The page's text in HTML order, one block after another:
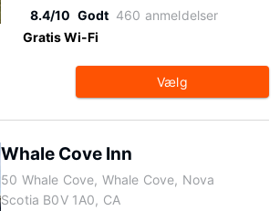
8.4/10 Godt 460 anmeldelser
Gratis Wi-Fi
Vælg
Whale Cove Inn
50 Whale Cove, Whale Cove, Nova
Scotia B0V 1A0, CA